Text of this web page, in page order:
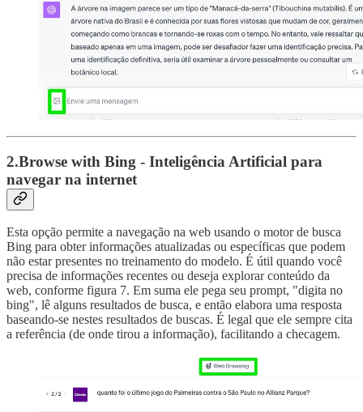
2.Browse with Bing - Inteligência Artificial para
navegar na internet
Esta opção permite a navegação na web usando o motor de busca
Bing para obter informações atualizadas ou específicas que podem
não estar presentes no treinamento do modelo. É útil quando você
precisa de informações recentes ou deseja explorar conteúdo da
web, conforme figura 7. Em suma ele pega seu prompt, "digita no
bing", lê alguns resultados de busca, e então elabora uma resposta
baseando-se nestes resultados de buscas. É legal que ele sempre cita
a referência (de onde tirou a informação), facilitando a checagem.